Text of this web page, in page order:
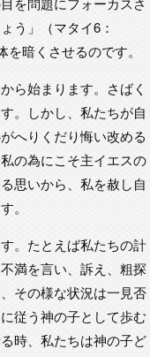
う」（マタイ6：
暗くさせるのです。
ら始まります。さばく
。しかし、私たちが自
へりくだり悔い改める
の為にこそ主イエスの
思いから、私を赦し自
。
。たとえば私たちの計
満を言い、訴え、粗探
その様な状況は一見否
従う神の子として歩む
時、私たちは神の子ど